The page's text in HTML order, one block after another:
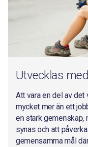
Utvecklas
Att vara en del av
mycket mer än ett
en stark gemenskap,
synas och att
gemensamma mål